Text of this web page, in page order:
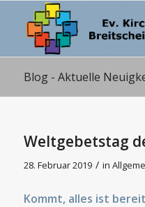
Blog - Aktuelle
Weltgebetstag
28. Februar 2019 / in
Kommt, alles ist